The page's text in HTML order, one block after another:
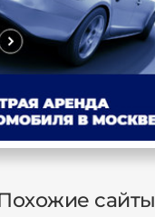
сайты